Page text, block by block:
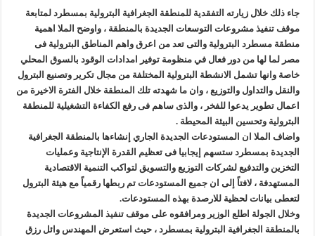
جاء ذلك خلال زيارته التفقدية للمنطقة الجغرافية البترولية بمسطرد لمتابعة
موقف تنفيذ مشروعات التوسعات الجديدة بالمنطقة ، واوضح الملا اهمية
منطقة مسطرد البترولية والتى تعد من اعرق واهم المناطق البترولية فى
مصر لما لها من دور فعال في منظومة توفير امدادات الوقود بالسوق المحلي
خاصة وانها تشمل الانشطة البترولية المختلفة من مجال تكرير وتصنيع البترول
والنقل والتداول والتوزيع ، وان ما شهدته تلك المنطقة خلال الفترة الاخيرة من
اعمال تطوير يدعوا للفخر ، والذى ساهم فى رفع الكفاءة التشغيلية للمنطقة
البترولية وتحسين البيئة المحيطة .
واضاف الملا ان المستودعات الجديدة الجاري إنشاءها بالمنطقة الجغرافية
الجديدة بمسطرد ستسهم إيجابيا فى تعظيم القدرة الإنتاجية وعمليات
التخزين والتدفيع لشركات التوزيع والتسويق لتواكب التنمية الاقتصادية
المستهدفة ، لافتاً إلى ان جميع المستودعات تم ربطها رقمياً مع هيئة البترول
لتعطى بيانات لحظية للارصدة بهذه المستودعات.
وخلال الجولة اطلع الوزير ومرافقوه على موقف تنفيذ المشروعات الجديدة
بالمنطقة الجغرافية البترولية بمسطرد ، حيث استعرض المهندس وائل رزق